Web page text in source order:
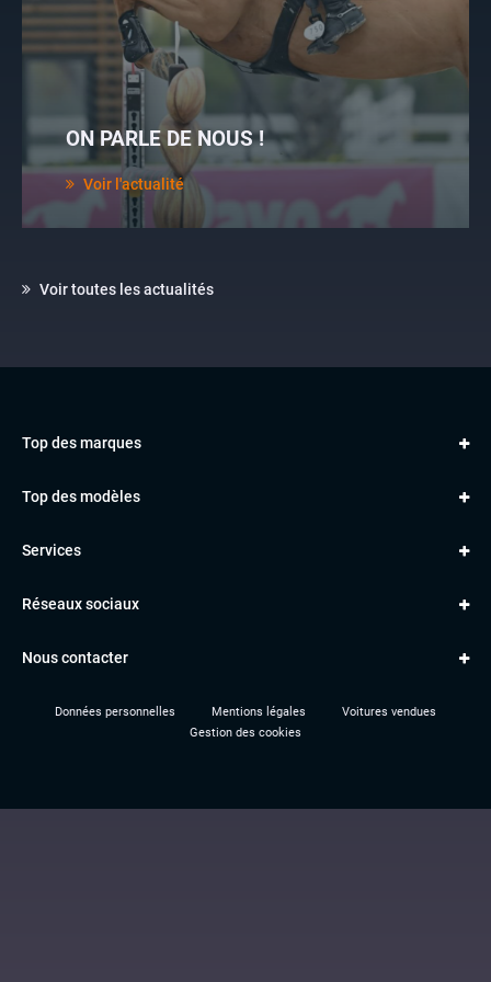
ON PARLE DE NOUS !
Voir l'actualité
Voir toutes les actualités
Top des marques
VOLKSWAGEN
BMW
Top des modèles
Classe A
A3
Services
Le garage TBV
Location TBV
Réseaux sociaux
Nous contacter
Données personnelles Mentions légales
Voitures vendues
Gestion des cookies